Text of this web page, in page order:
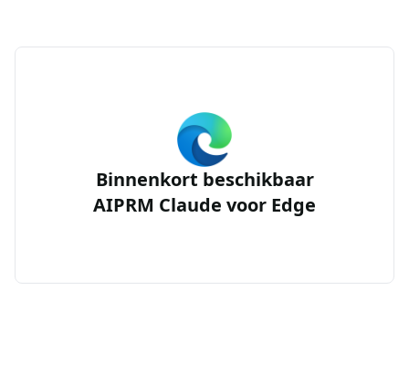
Binnenkort beschikbaar
AIPRM Claude voor Edge